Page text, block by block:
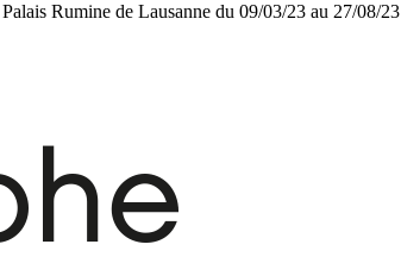
Rumine de Lausanne du 09/03/23 au 27/08/23